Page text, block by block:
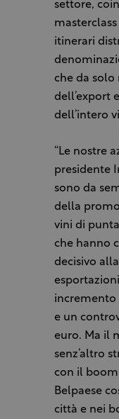
settore,
itinerari
che da solo
dell’export
dell’intero
“Le nostre
presidente
sono da
della
vini di
che hanno
decisivo
incremento
e un
euro. Ma il
senz’altro
con il boom
Belpaese
città e nei